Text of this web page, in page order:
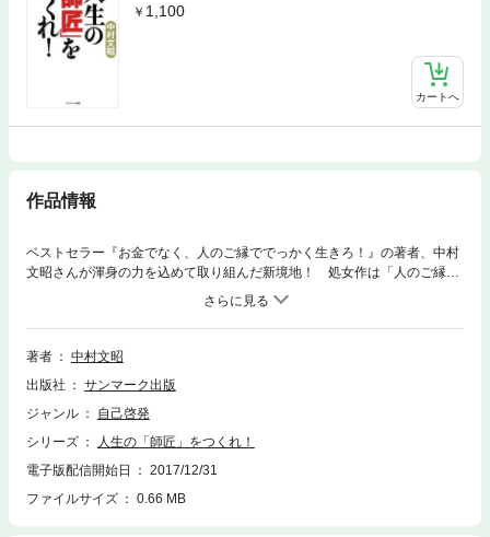
1,100
カートへ
作品情報
ベストセラー『お金でなく、人のご縁ででっかく生きろ！』の著者、中村
文昭さんが渾身の力を込めて取り組んだ新境地！ 処女作は「人のご縁」
を柱にして自らのエピソードをふんだんに盛り込みましたが、今度の新刊
では、もう１歩も２歩も踏み込んだ深いテーマ「人生の師匠」にチャレン
ジ。年間３００回もの講演活動で全国を飛び回っているにもかかわらず、
２００８年の２月、３月はいっさいの仕事を入れず、執筆に専念。文昭兄
か？ 老若男女、幅広い世代にぜひお読みいただきたい待望の１冊です！
著者
中村文昭
出版社
サンマーク出版
ジャンル
自己啓発
シリーズ
人生の「師匠」をつくれ！
電子版配信開始日
2017/12/31
ファイルサイズ
0.66 MB